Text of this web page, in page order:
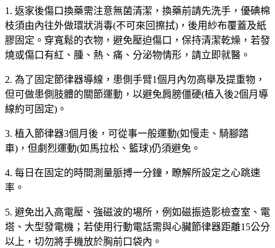
1. 返家後傷口換藥需注意無菌清潔，換藥前請先洗手，優碘棉
枝須由內往外做環狀消毒(不可來回擦拭)，後用紗布覆蓋及紙
膠固定。穿寬鬆的衣物，避免壓迫傷口，保持清潔乾燥，若發
燒或傷口有紅、腫、熱、痛、分泌物情形，請立即就醫。
2. 為了固定節律器導線，患側手臂1個月內勿高舉及提重物，
但可做患側肢體的關節運動，以避免肩膀僵硬(植入後2個月導
線約可固定)。
3. 植入節律器3個月後，可從事一般運動(如慢走、騎腳踏
車)，但劇烈運動(如馬拉松、籃球)仍須避免。
4. 每日在固定的時間測量脈搏一分鐘，瞭解所設定之心跳速
率。
5. 避免出入高電壓、強磁波的場所，例如磁振造影檢查室、電
塔、大型發電機；若使用行動電話需與心臟節律器距離15公分
以上，切勿將手機放於胸前口袋內。